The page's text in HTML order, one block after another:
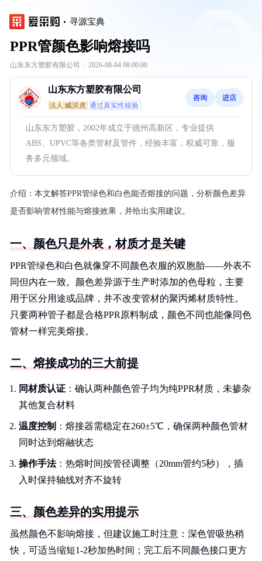
寻源宝典
PPR管颜色影响熔接吗
山东东方塑胶有限公司 · 2026-08-04 08:00:00
山东东方塑胶有限公司
法人:臧洪虎 通过真实性核验
咨询 进店
山东东方塑胶，2002年成立于德州高新区，专业提供
ABS、UPVC等各类管材及管件，经验丰富，权威可靠，服
务多元领域。
介绍： 本文解答PPR管绿色和白色能否熔接的问题，分析颜色差异
是否影响管材性能与熔接效果，并给出实用建议。
一、颜色只是外表，材质才是关键
PPR管绿色和白色就像穿不同颜色衣服的双胞胎——外表不
同但内在一致。颜色差异源于生产时添加的色母粒，主要
用于区分用途或品牌，并不改变管材的聚丙烯材质特性。
只要两种管子都是合格PPR原料制成，颜色不同也能像同色
管材一样完美熔接。
二、熔接成功的三大前提
同材质认证 ：确认两种颜色管子均为纯PPR材质，未掺杂
其他复合材料
温度控制 ：熔接器需稳定在260±5℃，确保两种颜色管材
同时达到熔融状态
操作手法：热熔时间按管径调整（20mm管约5秒），插
入时保持轴线对齐不旋转
三、颜色差异的实用提示
虽然颜色不影响熔接，但建议施工时注意：深色管吸热稍
快，可适当缩短1-2秒加热时间；完工后不同颜色接口更方